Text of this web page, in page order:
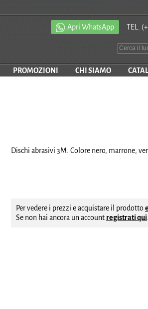
Apri WhatsApp TEL.
PROMOZIONI CHI SIAMO
Dischi abrasivi 3M. Colore nero, marrone,
Per vedere i prezzi e acquistare il prodotto
Se non hai ancora un account registrati qui.